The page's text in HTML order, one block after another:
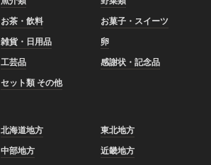
お茶・飲料
お菓子・スイーツ
雑貨・日用品
卵
工芸品
感謝状・記念品
セット類 その他
北海道地方
東北地方
中部地方
近畿地方